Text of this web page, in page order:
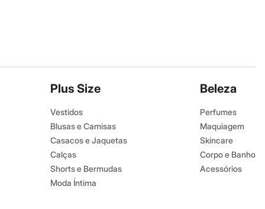
Plus Size
Vestidos
Blusas e Camisas
Casacos e Jaquetas
Calças
Shorts e Bermudas
Moda Íntima
Beleza
Perfumes
Maquiagem
Skincare
Corpo e Banho
Acessórios